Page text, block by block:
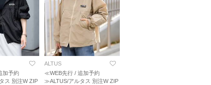
加予約
ス 別注W ZIP
ALTUS
≪WEB先行 / 追加予約
≫ALTUS/アルタス 別注W ZIP